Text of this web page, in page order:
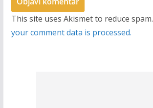
This site uses Akismet to reduce spam.
your comment data is processed.